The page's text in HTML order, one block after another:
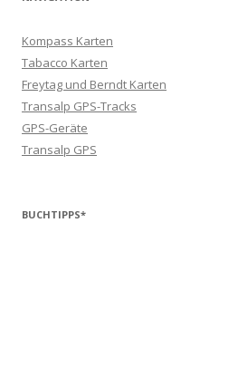
Kompass Karten
Tabacco Karten
Freytag und Berndt Karten
Transalp GPS-Tracks
GPS-Geräte
Transalp GPS
BUCHTIPPS*